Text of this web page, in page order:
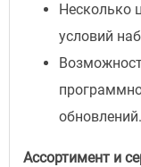
Несколько
условий
обновлений.
Ассортимент и